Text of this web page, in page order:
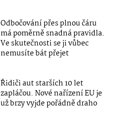
Odbočování přes plnou čáru
má poměrně snadná pravidla.
Ve skutečnosti se ji vůbec
nemusíte bát přejet
Řidiči aut starších 10 let
zapláčou. Nové nařízení EU je
už brzy vyjde pořádně draho